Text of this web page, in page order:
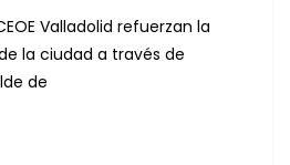
Valladolid refuerzan la
la ciudad a través de
de